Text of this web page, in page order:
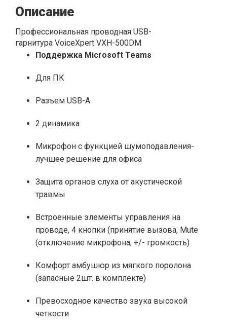
Описание
Профессиональная проводная USB-
гарнитура VoiceXpert VXH-500DM
Поддержка Microsoft Teams
Для ПК
Разъем USB-A
2 динамика
Микрофон с функцией шумоподавления-
лучшее решение для офиса
Защита органов слуха от акустической
травмы
Встроенные элементы управления на
проводе, 4 кнопки (принятие вызова, Mute
(отключение микрофона, +/- громкость)
Комфорт амбушюр из мягкого поролона
(запасные 2шт. в комплекте)
Превосходное качество звука высокой
четкости